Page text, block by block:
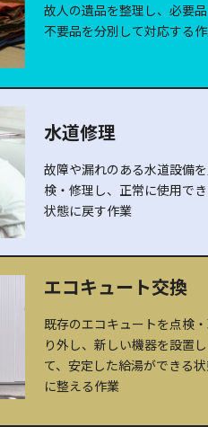
故人の遺品を整理し、必要
不要品を分別して対応する
水道修理
故障や漏れのある水道設備
検・修理し、正常に使用で
状態に戻す作業
エコキュート交換
既存のエコキュートを点検
り外し、新しい機器を設置し
て、安定した給湯ができる
に整える作業